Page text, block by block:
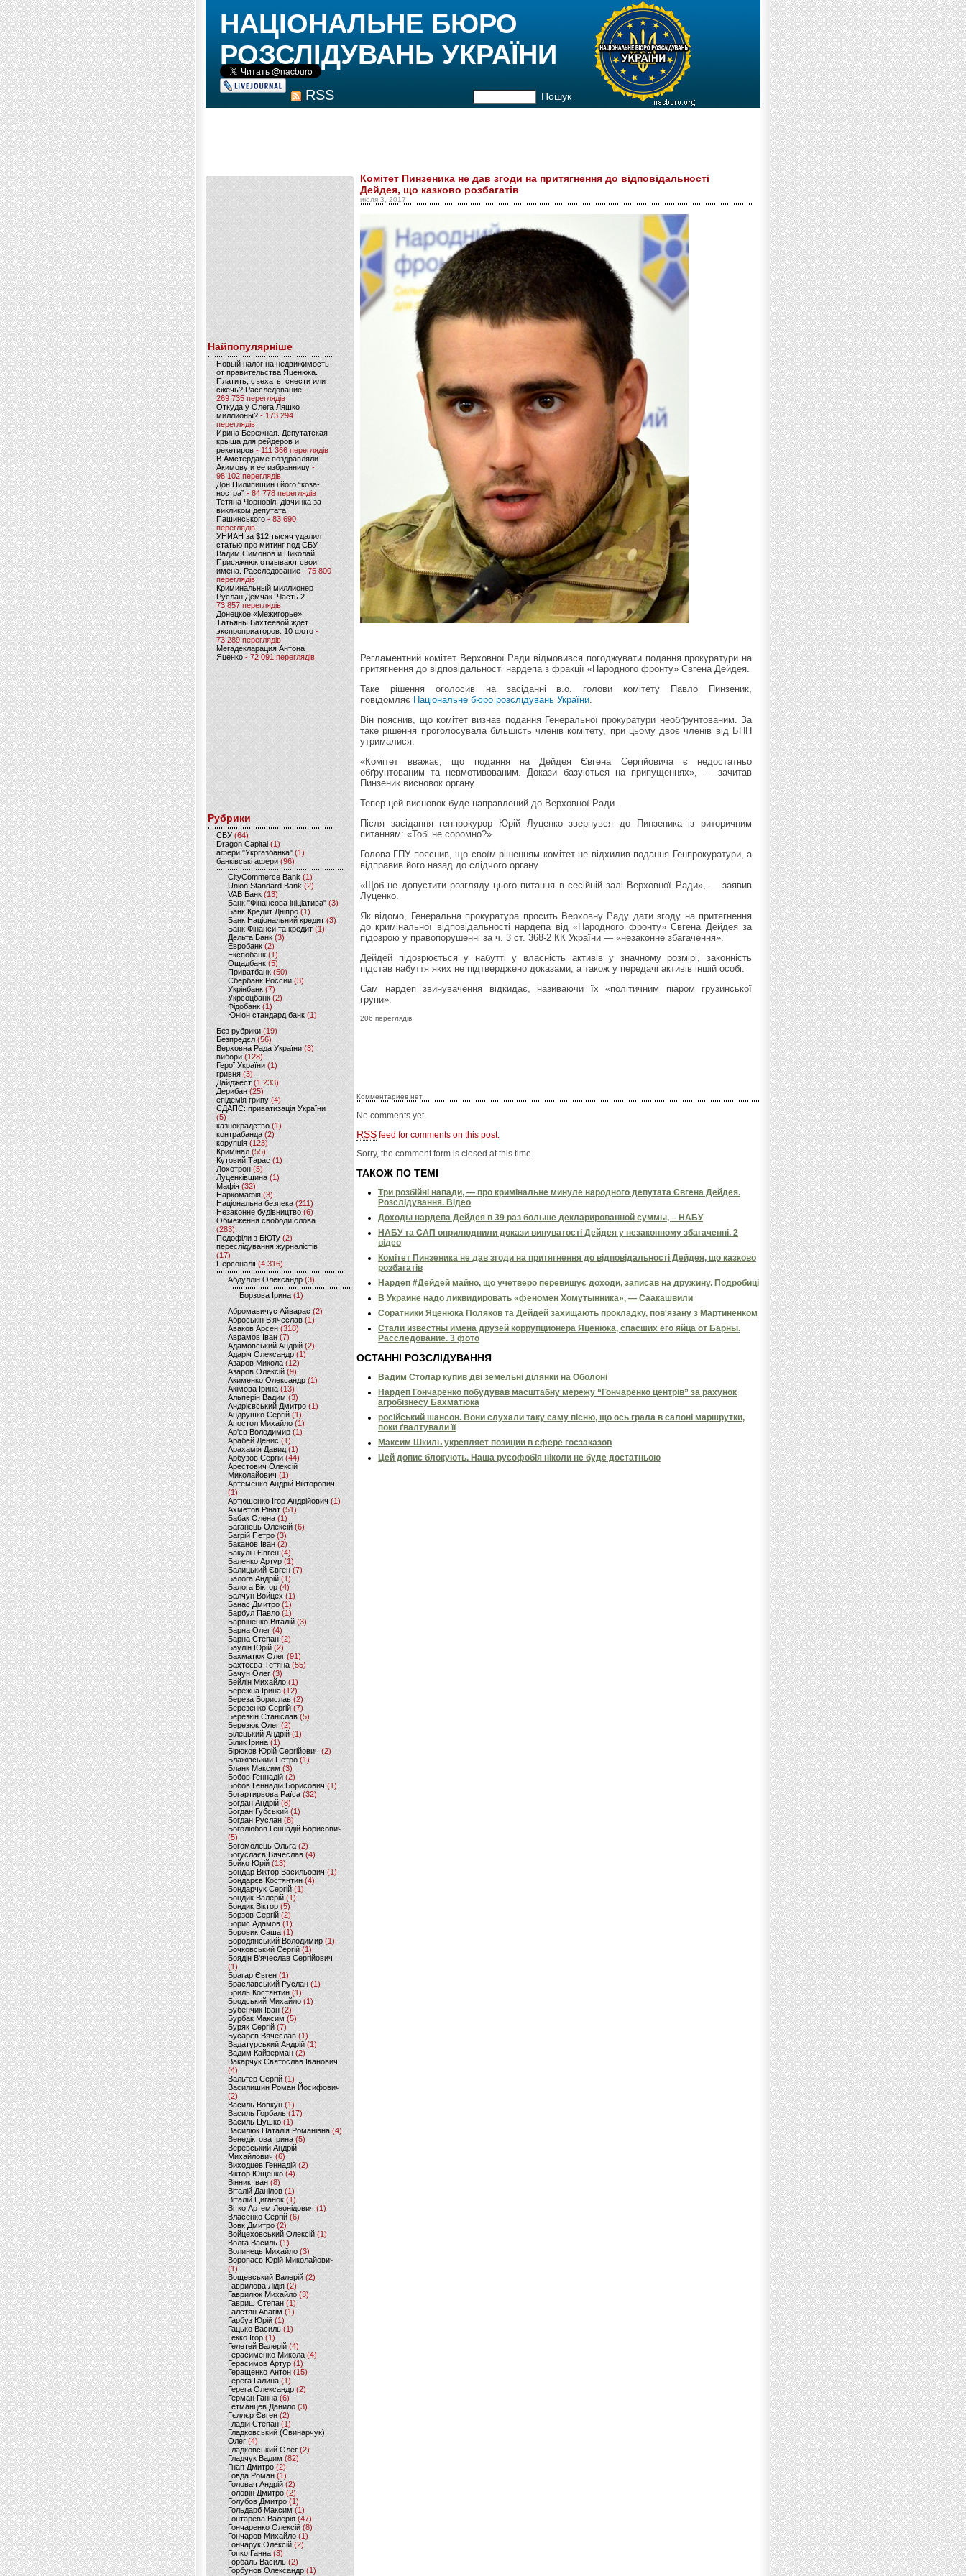
RSS Пошук
НАЦІОНАЛЬНЕ БЮРО
РОЗСЛІДУВАНЬ УКРАЇНИ
Найпопулярніше
Новый налог на недвижимость
от правительства Яценюка.
Платить, съехать, снести или
сжечь? Расследование-
269 735 переглядів
Откуда у Олега Ляшко
миллионы? - 173 294
переглядів
Ирина Бережная. Депутатская
крыша для рейдеров и
рекетиров - 111 366 переглядів
В Амстердаме поздравляли
Акимову и ее избранницу -
98 102 переглядів
Дон Пилипишин і його “коза-
ностра” - 84 778 переглядів
Тетяна Чорновіл: дівчинка за
викликом депутата
Пашинського- 83 690
переглядів
УНИАН за $12 тысяч удалил
статью про митинг под СБУ.
Вадим Симонов и Николай
Присяжнюк отмывают свои
имена. Расследование - 75 800
переглядів
Криминальный миллионер
Руслан Демчак. Часть 2-
73 857 переглядів
Донецкое «Межигорье»
Татьяны Бахтеевой ждет
экспроприаторов. 10 фото -
73 289 переглядів
Мегадекларация Антона
Яценко - 72 091 переглядів
Рубрики
CБУ (64)
Dragon Capital (1)
афери "Укргазбанка" (1)
банківські афери (96)
CityCommerce Bank (1)
Union Standard Bank (2)
VAB Банк (13)
Банк "Фінансова ініціатива" (3)
Банк Кредит Дніпро (1)
Банк Національний кредит (3)
Банк Фінанси та кредит (1)
Дельта Банк (3)
Евробанк(2)
Експобанк (1)
Ощадбанк(5)
Приватбанк (50)
Сбербанк России (3)
Укрінбанк(7)
Укрсоцбанк (2)
Фідобанк (1)
Юніон стандард банк(1)
Без рубрики (19)
Безпредєл(56)
Верховна Рада України (3)
вибори(128)
Герої України(1)
гривня (3)
Дайджест (1 233)
Дерибан (25)
епідемія грипу (4)
ЄДАПС: приватизація України
(5)
казнокрадство (1)
контрабанда (2)
корупція (123)
Кримінал (55)
Кутовий Тарас (1)
Лохотрон(5)
Луценківщина (1)
Мафія (32)
Наркомафія (3)
Національна безпека (211)
Незаконне будівництво(6)
Обмеження свободи слова
(283)
Педофіли з БЮТу (2)
переслідування журналістів
(17)
Персоналії (4 316)
Абдуллін Олександр (3)
Борзова Ірина(1)
Абромавичус Айварас (2)
Аброськін В’ячеслав(1)
Аваков Арсен (318)
Аврамов Іван (7)
Адамовський Андрій(2)
Адаріч Олександр (1)
Азаров Микола (12)
Азаров Олексій (9)
Акименко Олександр(1)
Акімова Ірина(13)
Альперін Вадим (3)
Андрієвський Дмитро(1)
Андрушко Сергій(1)
Апостол Михайло(1)
Ар'єв Володимир (1)
Арабей Денис(1)
Арахамія Давид (1)
Арбузов Сергій (44)
Арестович Олексій
Миколайович(1)
Артеменко Андрій Вікторович
(1)
Артюшенко Ігор Андрійович(1)
Ахметов Рінат(51)
Бабак Олена(1)
Баганець Олексій(6)
Багрій Петро (3)
Баканов Іван(2)
Бакулін Євген (4)
Баленко Артур(1)
Балицький Євген(7)
Балога Андрій (1)
Балога Віктор (4)
Балчун Войцех (1)
Банас Дмитро (1)
Барбул Павло(1)
Барвіненко Віталій(3)
Барна Олег (4)
Барна Степан (2)
Баулін Юрій (2)
Бахматюк Олег (91)
Бахтеєва Тетяна(55)
Бачун Олег (3)
Бейлін Михайло (1)
Бережна Ірина(12)
Береза Борислав(2)
Березенко Сергій (7)
Березкін Станіслав (5)
Березюк Олег(2)
Білецький Андрій (1)
Білик Ірина (1)
Бірюков Юрій Сергійович (2)
Блажівський Петро (1)
Бланк Максим(3)
Бобов Геннадій (2)
Бобов Геннадій Борисович (1)
Богартирьова Раїса (32)
Богдан Андрій(8)
Богдан Губський (1)
Богдан Руслан(8)
Боголюбов Геннадій Борисович
(5)
Богомолець Ольга (2)
Богуслаєв Вячеслав (4)
Бойко Юрій (13)
Бондар Віктор Васильович (1)
Бондарєв Костянтин (4)
Бондарчук Сергій(1)
Бондик Валерій (1)
Бондик Віктор(5)
Борзов Сергiй (2)
Борис Адамов(1)
Боровик Саша (1)
Бородянський Володимир (1)
Бочковський Сергій (1)
Боядін В'ячеслав Сергійович
(1)
Брагар Євген (1)
Браславський Руслан (1)
Бриль Костянтин (1)
Бродський Михайло (1)
Бубенчик Іван(2)
Бурбак Максим (5)
Буряк Сергій (7)
Бусарєв Вячеслав (1)
Вадатурський Андрій (1)
Вадим Кайзерман (2)
Вакарчук Святослав Іванович
(4)
Вальтер Сергій (1)
Василишин Роман Йосифович
(2)
Василь Вовкун (1)
Василь Горбаль (17)
Василь Цушко (1)
Василюк Наталія Романівна (4)
Венедіктова Ірина(5)
Веревський Андрій
Михайлович (6)
Виходцев Геннадій (2)
Віктор Ющенко (4)
Вінник Іван (8)
Віталій Данілов (1)
Віталій Циганок (1)
Вітко Артем Леонідович(1)
Власенко Сергій (6)
Вовк Дмитро(2)
Войцеховський Олексій(1)
Волга Василь (1)
Волинець Михайло (3)
Воропаєв Юрій Миколайович
(1)
Вощевський Валерій(2)
Гаврилова Лідія (2)
Гаврилюк Михайло (3)
Гавриш Степан (1)
Галстян Авагім (1)
Гарбуз Юрій (1)
Гацько Василь (1)
Гекко Ігор(1)
Гелетей Валерій (4)
Герасименко Микола (4)
Герасимов Артур (1)
Геращенко Антон(15)
Герега Галина (1)
Герега Олександр (2)
Герман Ганна (6)
Гетманцев Данило (3)
Гєллєр Євген (2)
Гладій Степан(1)
Гладковський (Свинарчук)
Олег (4)
Гладковський Олег (2)
Гладчук Вадим (82)
Гнап Дмитро (2)
Говда Роман(1)
Головач Андрій (2)
Головін Дмитро (2)
Голубов Дмитро (1)
Гольдарб Максим(1)
Гонтарева Валерія (47)
Гончаренко Олексій(8)
Гончаров Михайло (1)
Гончарук Олексій (2)
Гопко Ганна (3)
Горбаль Василь (2)
Горбунов Олександр (1)
Комітет Пинзеника не дав згоди на притягнення до відповідальності
Дейдея, що казково розбагатів
июля 3, 2017
Регламентний комітет Верховної Ради відмовився погоджувати подання прокуратури на
притягнення до відповідальності нардепа з фракції «Народного фронту» Євгена Дейдея.
Таке рішення оголосив на засіданні в.о. голови комітету Павло Пинзеник,
повідомляє Національне бюро розслідувань України.
Він пояснив, що комітет визнав подання Генеральної прокуратури необґрунтованим. За
таке рішення проголосувала більшість членів комітету, при цьому двоє членів від БПП
утрималися.
«Комітет вважає, що подання на Дейдея Євгена Сергійовича є недостатньо
обґрунтованим та невмотивованим. Докази базуються на припущеннях», — зачитав
Пинзеник висновок органу.
Тепер цей висновок буде направлений до Верховної Ради.
Після засідання генпрокурор Юрій Луценко звернувся до Пинзеника із риторичним
питанням: «Тобі не соромно?»
Голова ГПУ пояснив, що своїм рішенням комітет не відхилив подання Генпрокуратури, а
відправив його назад до слідчого органу.
«Щоб не допустити розгляду цього питання в сесійній залі Верховної Ради», — заявив
Луценко.
Як відомо, Генеральна прокуратура просить Верховну Раду дати згоду на притягнення
до кримінальної відповідальності нардепа від «Народного фронту» Євгена Дейдея за
підозрою у правопорушенні за ч. 3 ст. 368-2 КК України — «незаконне збагачення».
Дейдей підозрюється у набутті у власність активів у значному розмірі, законність
підстав набуття яких не підтверджено доказами, а також у передачі активів іншій особі.
Сам нардеп звинувачення відкидає, називаючи їх «політичним піаром грузинської
групи».
206 переглядів
Комментариев нет
No comments yet.
RSS feed for comments on this post.
Sorry, the comment form is closed at this time.
ТАКОЖ ПО ТЕМІ
Три розбійні напади, — про кримінальне минуле народного депутата Євгена Дейдея.
Розслідування. Відео
Доходы нардепа Дейдея в 39 раз больше декларированной суммы, – НАБУ
НАБУ та САП оприлюднили докази винуватості Дейдея у незаконному збагаченні. 2
відео
Комітет Пинзеника не дав згоди на притягнення до відповідальності Дейдея, що казково
розбагатів
Нардеп #Дейдей майно, що учетверо перевищує доходи, записав на дружину. Подробиці
В Украине надо ликвидировать «феномен Хомутынника», — Саакашвили
Соратники Яценюка Поляков та Дейдей захищають прокладку, пов'язану з Мартиненком
Стали известны имена друзей коррупционера Яценюка, спасших его яйца от Барны.
Расследование. 3 фото
ОСТАННІ РОЗСЛІДУВАННЯ
Вадим Столар купив дві земельні ділянки на Оболоні
Нардеп Гончаренко побудував масштабну мережу “Гончаренко центрів” за рахунок
агробізнесу Бахматюка
російський шансон. Вони слухали таку саму пісню, що ось грала в салоні маршрутки,
поки ґвалтували її
Максим Шкиль укрепляет позиции в сфере госзаказов
Цей допис блокують. Наша русофобія ніколи не буде достатньою